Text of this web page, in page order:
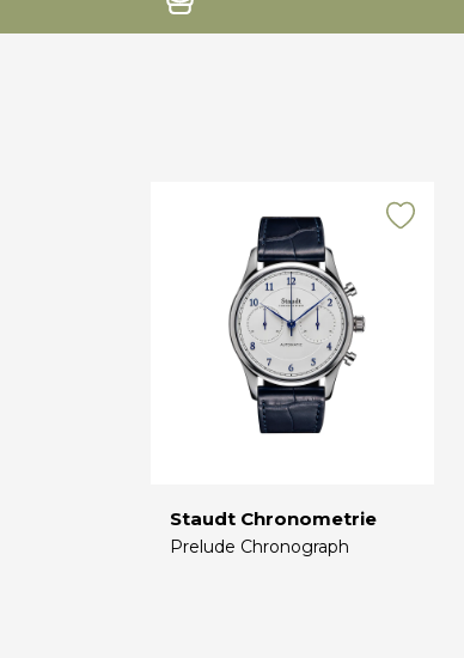
Staudt Chronometrie
Prelude Chronograph